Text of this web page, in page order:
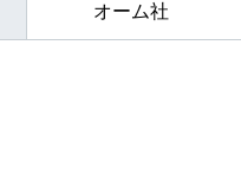
オーム社